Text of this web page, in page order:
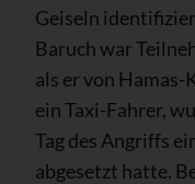
Geiseln
Baruch war
als er von
ein Taxi-Fahrer,
Tag des Angriffs
abgesetzt hatte.